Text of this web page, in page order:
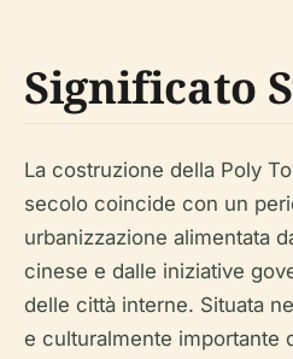
Significato
La costruzione della Poly
secolo coincide con un
urbanizzazione alimentata
cinese e dalle iniziative
delle città interne. Situata
e culturalmente importante